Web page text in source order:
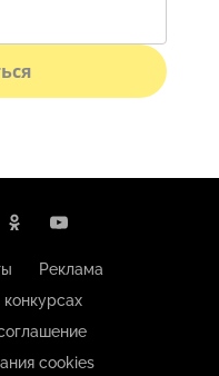
Реклама
cookies